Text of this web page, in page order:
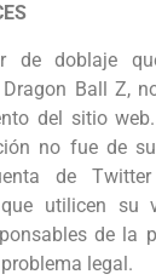
de doblaje
Ball Z,
del sitio
no fue de
de
utilicen su
de la
legal.